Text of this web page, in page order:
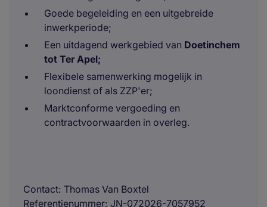
Goede begeleiding en een uitgebreide
inwerkperiode;
Een uitdagend werkgebied van Doetinchem
tot Ter Apel;
Flexibele samenwerking mogelijk in
loondienst of als ZZP'er;
Marktconforme vergoeding en
contractvoorwaarden in overleg.
Contact Thomas Van Boxtel
Referentienummer JN-072026-7057952